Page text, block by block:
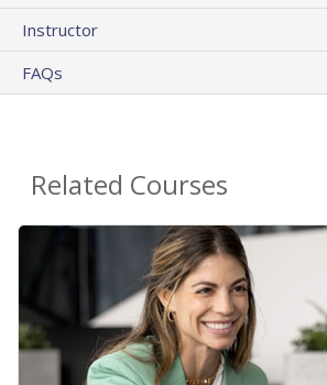
Instructor
FAQs
Related Courses